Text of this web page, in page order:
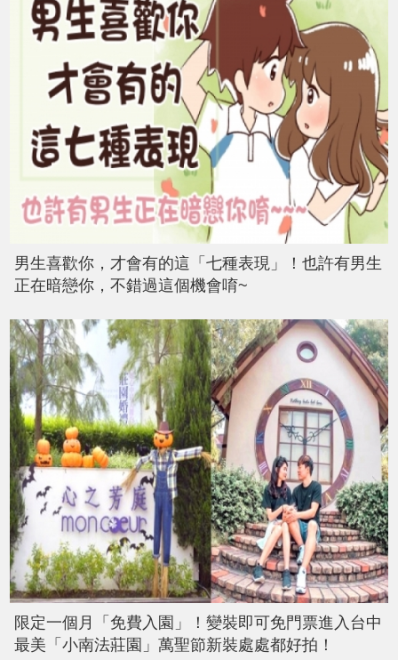
男生喜歡你，才會有的這「七種表現」！也許有男生
正在暗戀你，不錯過這個機會唷~
限定一個月「免費入園」！變裝即可免門票進入台中
最美「小南法莊園」萬聖節新裝處處都好拍！